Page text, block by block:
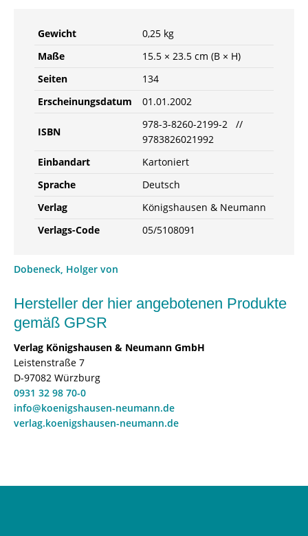
Gewicht
0,25 kg
Maße
15.5 × 23.5 cm (B × H)
Seiten
134
Erscheinungsdatum
01.01.2002
ISBN
978-3-8260-2199-2 //
9783826021992
Einbandart
Kartoniert
Sprache
Deutsch
Verlag
Königshausen & Neumann
Verlags-Code
05/5108091
Dobeneck, Holger von
Hersteller der hier angebotenen Produkte
gemäß GPSR
Verlag Königshausen & Neumann GmbH
Leistenstraße 7
D-97082 Würzburg
0931 32 98 70-0
info@koenigshausen-neumann.de
verlag.koenigshausen-neumann.de